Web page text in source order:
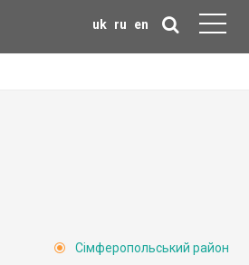
uk ru en
Сімферопольський район